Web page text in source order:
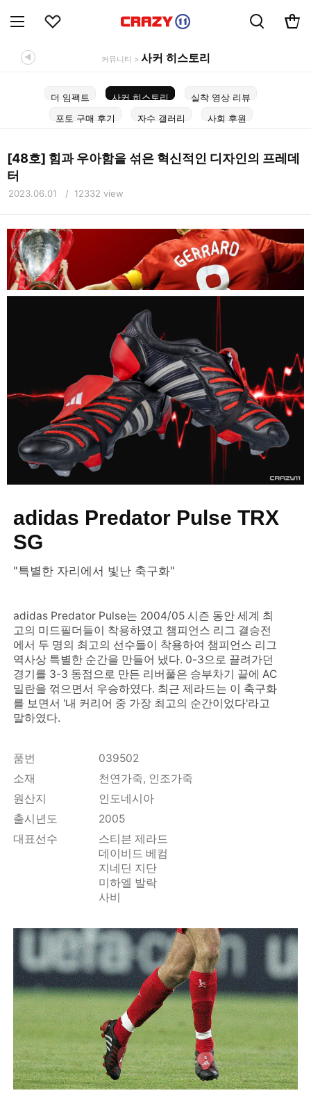
커뮤니티 > 사커 히스토리
◀
더 임팩트 사커 히스토리
실착 영상 리뷰
포토 구매 후기
자수 갤러리 사회 후원
[48호] 힘과 우아함을 섞은 혁신적인 디자인의 프레데
터
2023.06.01 / 12332 view
adidas Predator Pulse TRX
SG
"특별한 자리에서 빛난 축구화"
adidas Predator Pulse는 2004/05 시즌 동안 세계 최
고의 미드필더들이 착용하였고 챔피언스 리그 결승전
에서 두 명의 최고의 선수들이 착용하여 챔피언스 리그
역사상 특별한 순간을 만들어 냈다. 0-3으로 끌려가던
경기를 3-3 동점으로 만든 리버풀은 승부차기 끝에 AC
밀란을 꺾으면서 우승하였다. 최근 제라드는 이 축구화
를 보면서 '내 커리어 중 가장 최고의 순간이었다'라고
말하였다.
품번
039502
소재
천연가죽, 인조가죽
원산지
인도네시아
출시년도
2005
대표선수
스티븐 제라드
데이비드 베컴
지네딘 지단
미하엘 발락
사비